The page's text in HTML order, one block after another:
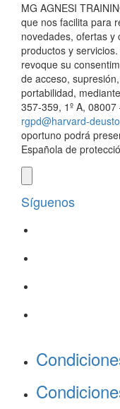
MG AGNESI
que nos facilita para
novedades, ofertas y
productos y
revoque su
de acceso,
portabilidad,
357-359, 1º A,
rgpd@harvard-
oportuno podrá
Española de
Síguenos